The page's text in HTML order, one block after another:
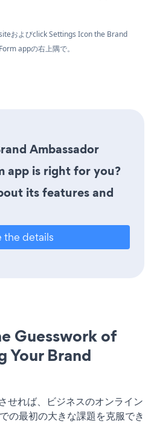
およびclick Settings Iconthe Brand
appの右上隅で。
Ambassador
app is right for you?
its features and
the details
Guesswork of
Your Brand
れば、ビジネスのオンライン
の最初の大きな課題を克服でき